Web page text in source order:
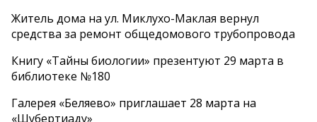
Житель дома на ул. Миклухо-Маклая вернул
средства за ремонт общедомового трубопровода
Книгу «Тайны биологии» презентуют 29 марта в
библиотеке №180
Галерея «Беляево» приглашает 28 марта на
«Шубертиаду»